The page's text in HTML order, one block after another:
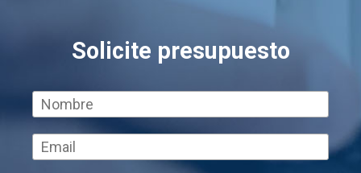
Solicite presupuesto